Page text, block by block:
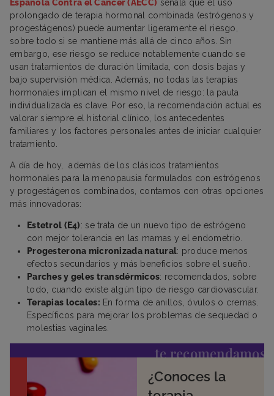
Española Contra el Cáncer (AECC) señala que el uso
prolongado de terapia hormonal combinada (estrógenos y
progestágenos) puede aumentar ligeramente el riesgo,
sobre todo si se mantiene más allá de cinco años. Sin
embargo, ese riesgo se reduce notablemente cuando se
usan tratamientos de duración limitada, con dosis bajas y
bajo supervisión médica. Además, no todas las terapias
hormonales implican el mismo nivel de riesgo: la pauta
individualizada es clave. Por eso, la recomendación actual es
valorar siempre el historial clínico, los antecedentes
familiares y los factores personales antes de iniciar cualquier
tratamiento.
A día de hoy, además de los clásicos tratamientos
hormonales para la menopausia formulados con estrógenos
y progestágenos combinados, contamos con otras opciones
más innovadoras:
Estetrol (E4): se trata de un nuevo tipo de estrógeno
con mejor tolerancia en las mamas y el endometrio.
Progesterona micronizada natural: produce menos
efectos secundarios y más beneficios sobre el sueño.
Parches y geles transdérmicos: recomendados, sobre
todo, cuando existe algún tipo de riesgo cardiovascular.
Terapias locales: En forma de anillos, óvulos o cremas.
Específicos para mejorar los problemas de sequedad o
molestias vaginales.
te recomendamos
¿Conoces la